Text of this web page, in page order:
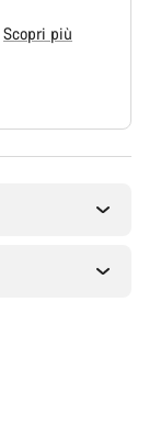
Scopri più